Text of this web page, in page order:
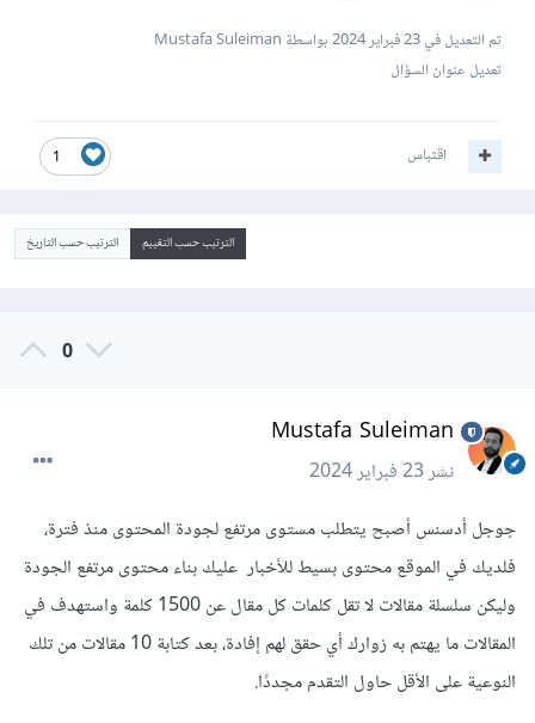
تم التعديل في23 فبراير 2024
بواسطة Mustafa Suleiman
تعديل عنوان السؤال
1 اقتباس
الترتيب حسب التقييم الترتيب حسب التاريخ
0
Mustafa Suleiman
نشر23 فبراير 2024
جوجل أدسنس أصبح يتطلب مستوى مرتفع لجودة المحتوى منذ فترة،
فلديك في الموقع محتوى بسيط للأخبار عليك بناء محتوى مرتفع الجودة
وليكن سلسلة مقالات لا تقل كلمات كل مقال عن 1500 كلمة واستهدف في
المقالات ما يهتم به زوارك أي حقق لهم إفادة، بعد كتابة 10 مقالات من تلك
النوعية على الأقل حاول التقدم مجددًا.